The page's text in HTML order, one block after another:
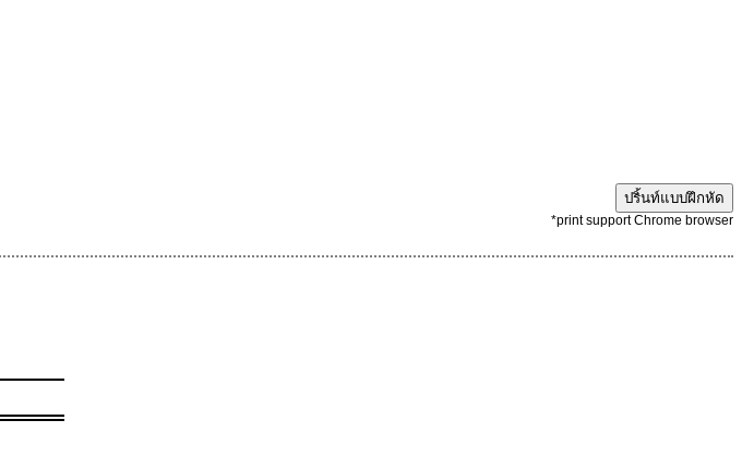
ปริ้นท์แบบฝึกหัด
*print support Chrome browser